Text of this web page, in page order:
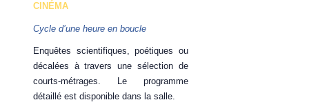
CINÉMA
Cycle d’une heure en boucle
Enquêtes scientifiques, poétiques ou
décalées à travers une sélection de
courts-métrages. Le programme
détaillé est disponible dans la salle.